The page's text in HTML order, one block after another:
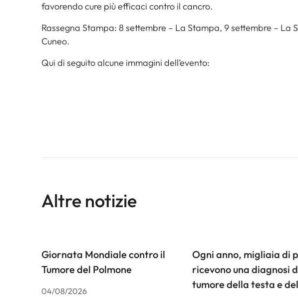
favorendo cure più efficaci contro il cancro.
Rassegna Stampa: 8 settembre – La Stampa, 9 settembre – La
Cuneo.
Qui di seguito alcune immagini dell’evento:
Altre notizie
Giornata Mondiale contro il
Tumore del Polmone
04/08/2026
Ogni anno, migliaia di
ricevono una diagnosi
tumore della testa e